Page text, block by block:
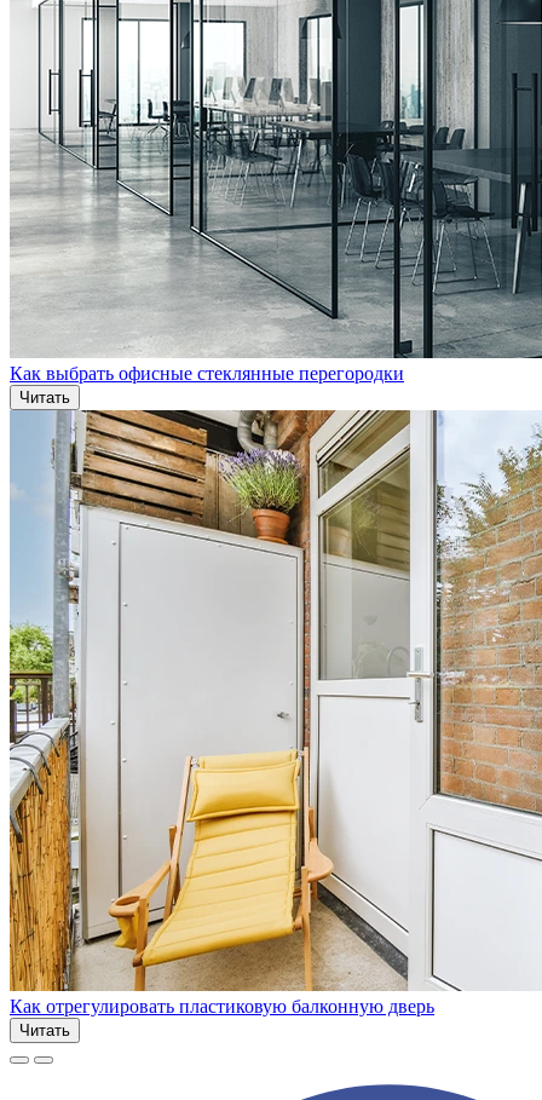
Как выбрать офисные стеклянные перегородки
Читать
Как отрегулировать пластиковую балконную дверь
Читать